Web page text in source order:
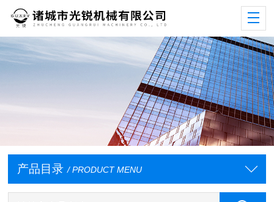
产品目录 / PRODUCT MENU